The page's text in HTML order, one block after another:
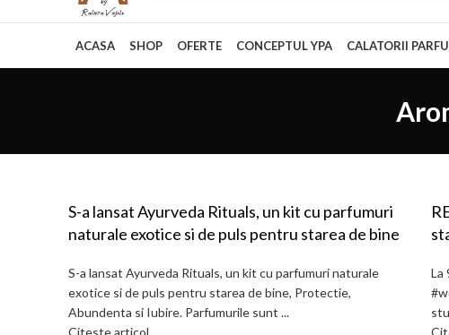
ACASA SHOP OFERTE CONCEPTUL YPA CALATORII
S-a lansat Ayurveda Rituals, un kit cu parfumuri
naturale exotice si de puls pentru starea de bine
S-a lansat Ayurveda Rituals, un kit cu parfumuri naturale
exotice si de puls pentru starea de bine, Protectie,
Abundenta si Iubire. Parfumurile sunt ...
Citeste articol
La